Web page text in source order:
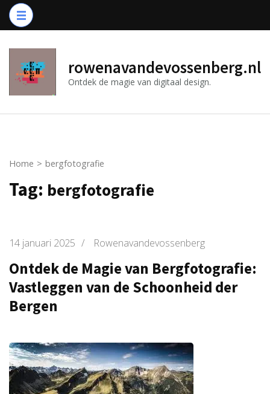
Ga
naar
(druk
Enter)
rowenavandevossenberg.nl
Ontdek de magie van digitaal design.
Home > bergfotografie
Tag: bergfotografie
14 januari 2025 / Rowenavandevossenberg
Ontdek de Magie van Bergfotografie:
Vastleggen van de Schoonheid der
Bergen